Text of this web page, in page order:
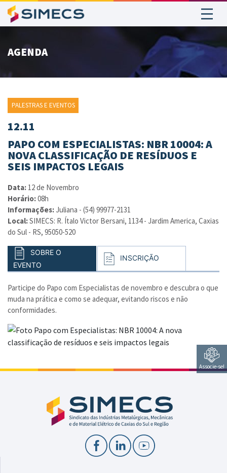
Associe-se!
AGENDA
PALESTRAS E EVENTOS
12.11
PAPO COM ESPECIALISTAS: NBR 10004: A
NOVA CLASSIFICAÇÃO DE RESÍDUOS E
SEIS IMPACTOS LEGAIS
Data: 12 de Novembro
Horário:08h
Informações:Juliana - (54) 99977-2131
Local:SIMECS: R. Ítalo Victor Bersani, 1134 - Jardim America, Caxias
do Sul - RS, 95050-520
SOBRE O
EVENTO
INSCRIÇÃO
Participe do Papo com Especialistas de novembro e descubra o que
muda na prática e como se adequar, evitando riscos e não
conformidades.